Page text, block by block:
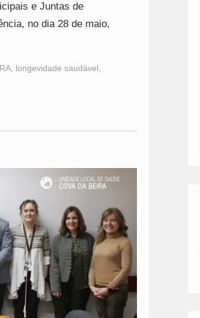
e Juntas de
no dia 28 de maio,
, longevidade saudável,